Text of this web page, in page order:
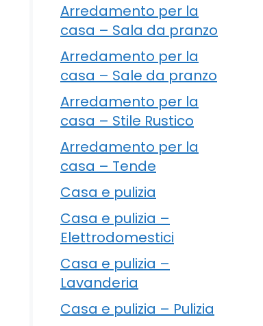
Arredamento per la
casa – Sala da pranzo
Arredamento per la
casa – Sale da pranzo
Arredamento per la
casa – Stile Rustico
Arredamento per la
casa – Tende
Casa e pulizia
Casa e pulizia –
Elettrodomestici
Casa e pulizia –
Lavanderia
Casa e pulizia – Pulizia